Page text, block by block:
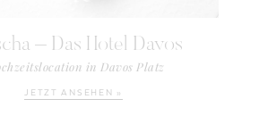
– Das Hotel Davos
in Davos Platz
JETZT ANSEHEN »